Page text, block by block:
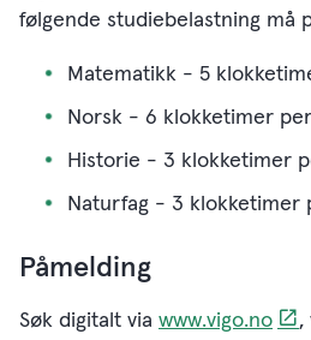
følgende studiebelastning må
Matematikk - 5
Norsk - 6 klokketimer
Historie - 3 klokketimer
Naturfag - 3 klokketimer
Påmelding
Søk digitalt via www.vigo.no
,